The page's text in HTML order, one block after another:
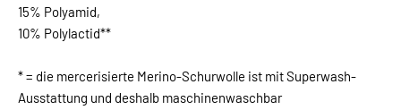
15% Polyamid,
10% Polylactid**
* = die mercerisierte Merino-Schurwolle ist mit Superwash-
Ausstattung und deshalb maschinenwaschbar